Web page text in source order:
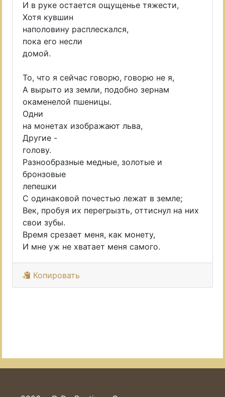
И в руке остается ощущенье тяжести,
Хотя кувшин
наполовину расплескался,
пока его несли
домой.
То, что я сейчас говорю, говорю не я,
А вырыто из земли, подобно зернам
окаменелой пшеницы.
Одни
на монетах изображают льва,
Другие -
голову.
Разнообразные медные, золотые и
бронзовые
лепешки
С одинаковой почестью лежат в земле;
Век, пробуя их перегрызть, оттиснул на них
свои зубы.
Время срезает меня, как монету,
И мне уж не хватает меня самого.
Копировать